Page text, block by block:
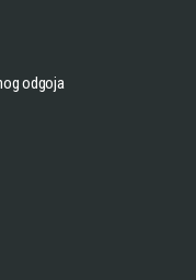
odgoja